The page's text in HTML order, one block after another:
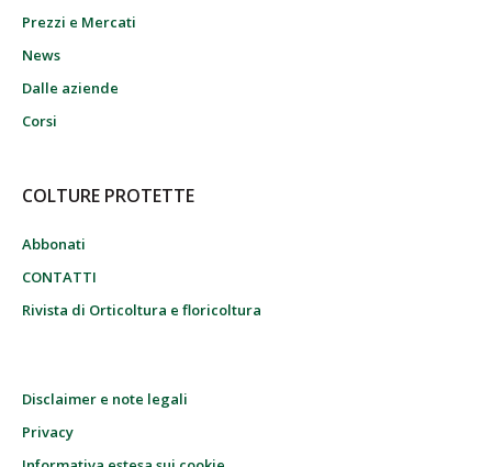
Prezzi e Mercati
News
Dalle aziende
Corsi
COLTURE PROTETTE
Abbonati
CONTATTI
Rivista di Orticoltura e floricoltura
Disclaimer e note legali
Privacy